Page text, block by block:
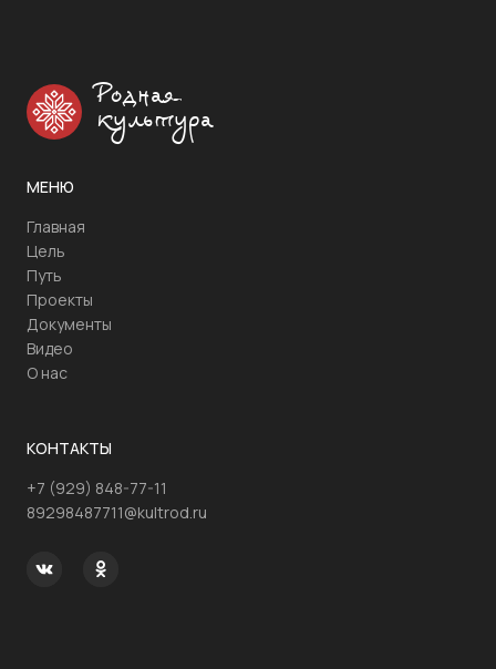
Родная
культура
МЕНЮ
Главная
Цель
Путь
Проекты
Документы
Видео
О нас
КОНТАКТЫ
+7 (929) 848-77-11
89298487711@kultrod.ru